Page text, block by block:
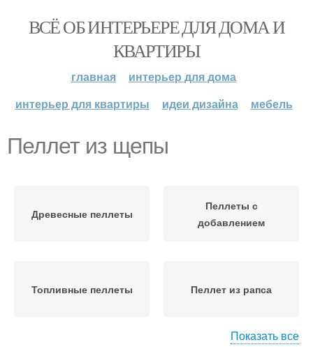
ВСЁ ОБ ИНТЕРЬЕРЕ ДЛЯ ДОМА И
КВАРТИРЫ
главная
интерьер для дома
интерьер для квартиры
идеи дизайна мебель
Пеллет из щепы
Древесные пеллеты
Пеллеты с
добавлением
Топливные пеллеты Пеллет из рапса
Показать все